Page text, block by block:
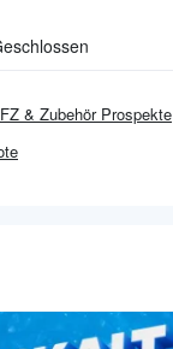
& ZubehörProspekte